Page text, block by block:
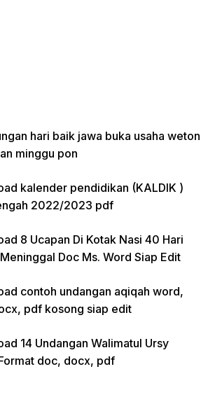
hari baik jawa buka usaha weton
minggu pon
kalender pendidikan (KALDIK )
2022/2023 pdf
8 Ucapan Di Kotak Nasi 40 Hari
Doc Ms. Word Siap Edit
contoh undangan aqiqah word,
pdf kosong siap edit
14 Undangan Walimatul Ursy
doc, docx, pdf